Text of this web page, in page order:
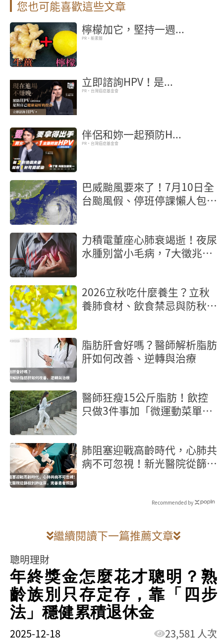
您也可能喜歡這些文章
檸檬加它，堅持一週...
PR・新素簡
立即諮詢HPV！是...
PR・台灣癌症基金會
伴侶和妳一起預防H...
PR・台灣癌症基金會
巴威颱風要來了！7月10日全
台颱風假、停班停課懶人包
力積電董座心肺衰竭逝！夜尿
水腫別當小毛病，7大徵兆是
2026立秋吃什麼養生？立秋
養肺食材、飲食禁忌與防秋燥
脂肪肝會好嗎？醫師解析脂肪
肝如何改善、逆轉與治療
醫師狂瘦15公斤脂肪！飲控
只做3件事加「微運動菜單」
肺阻塞迎戰高齡時代，心肺共
病不可忽視！新光醫院從篩檢
Recommended by
繼續閱讀下一篇推薦文章
聰明理財
年終獎金怎麼花才聰明？熟
齡族別只存定存，靠「四步
法」穩健累積退休金
2025-12-18 23,581 人次